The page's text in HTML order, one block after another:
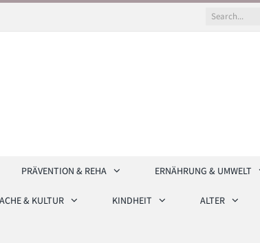
PRÄVENTION & REHA ERNÄHRUNG & UMWELT
& KULTUR KINDHEIT ALTER